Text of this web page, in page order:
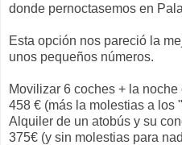
donde pernoctasemos en
Esta opción nos pareció la
unos pequeños números.
Movilizar 6 coches + la
458 € (más la molestias a los
Alquiler de un atobús y su
375€ (y sin molestias para